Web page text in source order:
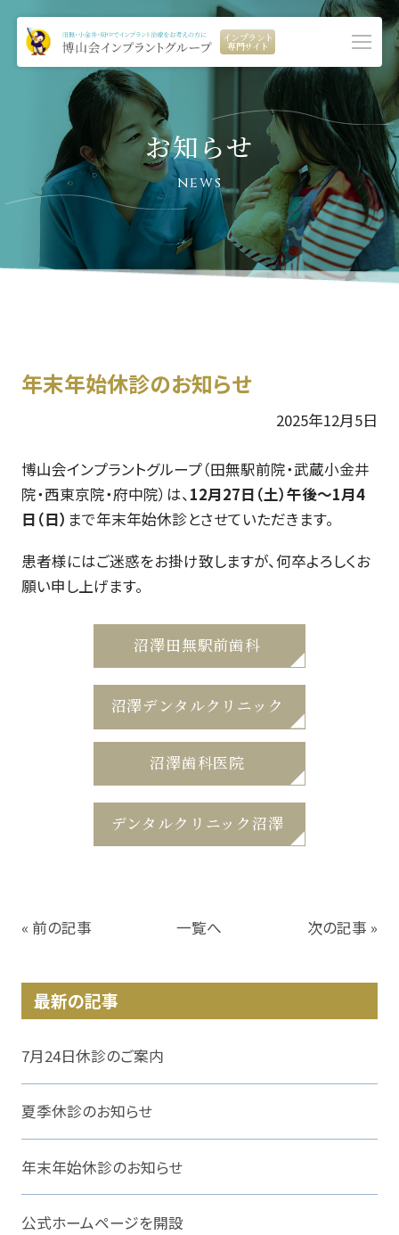
インプラント
専門サイト
お知らせ
news
年末年始休診のお知らせ
2025年12月5日
博山会インプラントグループ（田無駅前院・武蔵小金井
院・西東京院・府中院）は、12月27日（土）午後～1月4
日（日） まで年末年始休診とさせていただきます。
患者様にはご迷惑をお掛け致しますが、何卒よろしくお
願い申し上げます。
沼澤田無駅前歯科
沼澤デンタルクリニック
沼澤歯科医院
デンタルクリニック沼澤
« 前の記事 一覧へ 次の記事 »
最新の記事
7月24日休診のご案内
夏季休診のお知らせ
年末年始休診のお知らせ
公式ホームページを開設